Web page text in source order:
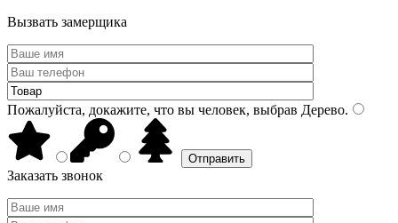
Вызвать замерщика
Пожалуйста, докажите, что вы человек, выбрав Дерево.
Заказать звонок